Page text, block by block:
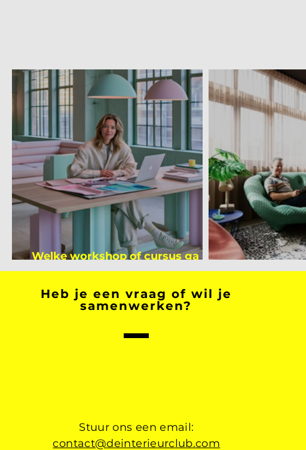
Welke workshop of cursus ga jij
volgen na je vakantie?
Binnenkijker
Heb je een vraag of wil je
samenwerken?
Stuur ons een email:
contact@deinterieurclub.com